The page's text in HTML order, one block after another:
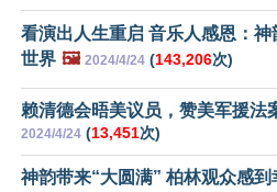
看演出人生重启 音乐人感恩：神
世界 🖼️ 2024/4/24 (143,206次)
赖清德会晤美议员，赞美军援法
2024/4/24 (13,451次)
神韵带来“大圆满” 柏林观众感到